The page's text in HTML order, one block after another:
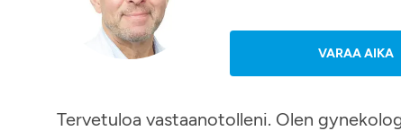
VARAA AIKA
Tervetuloa vastaanotolleni. Olen